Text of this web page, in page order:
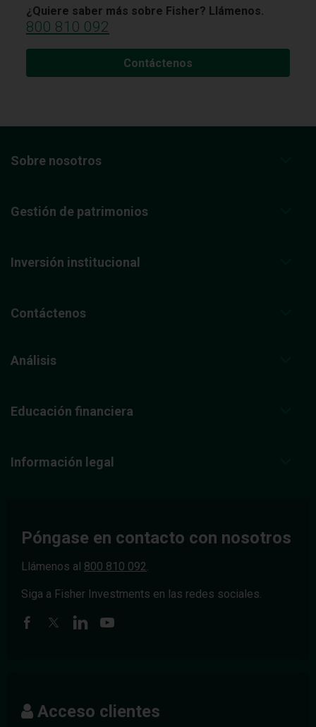
¿Quiere saber más sobre Fisher? Llámenos.
800 810 092
Contáctenos
Sobre nosotros
Gestión de patrimonios
Inversión institucional
Contáctenos
Análisis
Educación financiera
Información legal
Póngase en contacto con nosotros
Llámenos al 800 810 092.
Siga a Fisher Investments en las redes sociales.
Acceso clientes